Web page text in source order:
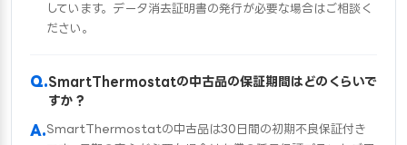
しています。データ消去証明書の発行が必要な場合はご相談く
ださい。
SmartThermostatの中古品の保証期間はどのくらいで
すか？
SmartThermostatの中古品は30日間の初期不良保証付き